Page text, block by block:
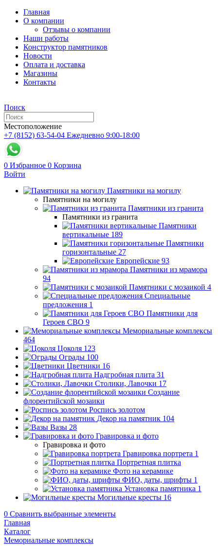
Главная
О компании
Отзывы о компании
Наши работы
Конструктор памятников
Новости
Оплата и доставка
Магазины
Контакты
Поиск
Местоположение
+7 (8152) 63-54-04 Ежедневно 9:00-18:00
0 Избранное 0 Корзина
Войти
Памятники на могилу
Памятники на могилу
Памятники из гранита
Памятники из гранита
Памятники
вертикальные 189
Памятники
горизонтальные 27
Европейские 93
Памятники из мрамора
94
Памятники с мозаикой 4
Специальные
предложения 1
Памятники для
Героев СВО 9
Мемориальные комплексы
464
Цоколя 123
Ограды 100
Цветники 16
Надгробная плита 31
Столики, Лавочки 17
Создание
флорентийской мозаики
Роспись золотом
Декор на памятник 104
Вазы 28
Гравировка и фото
Гравировка и фото
Гравировка портрета 1
Портретная плитка
Фото на керамике
ФИО, даты, шрифты 1
Установка памятника 1
Могильные кресты 16
0 Сравнить выбранные элементы
Главная
Каталог
Мемориальные комплексы